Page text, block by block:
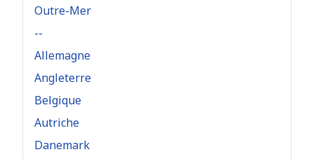
Outre-Mer
--
Allemagne
Angleterre
Belgique
Autriche
Danemark